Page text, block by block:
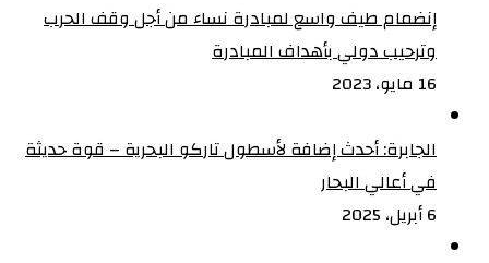
إنضمام طيف واسع لمبادرة نساء من أجل وقف الحرب
وترحيب دولي بأهداف المبادرة
16 مايو، 2023
الجابرة: أحدث إضافة لأسطول تاركو البحرية – قوة حديثة
في أعالي البحار
6 أبريل، 2025